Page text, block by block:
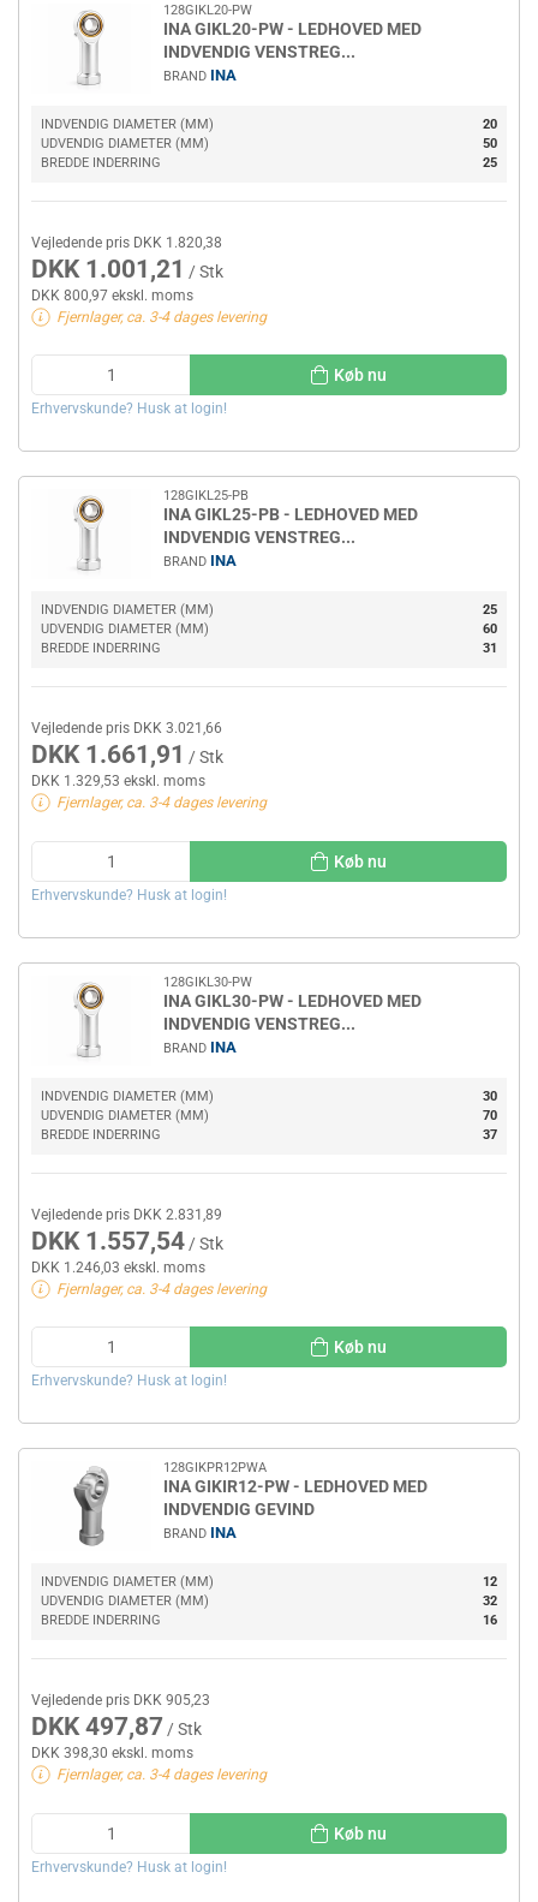
128GIKL20-PW
INA GIKL20-PW - LEDHOVED MED
INDVENDIG VENSTREG...
BRAND INA
INDVENDIG DIAMETER (MM)
20
UDVENDIG DIAMETER (MM)
50
BREDDE INDERRING
25
Vejledende pris DKK 1.820,38
DKK 1.001,21 / Stk
DKK 800,97 ekskl. moms
Fjernlager, ca. 3-4 dages levering
Køb nu
Erhvervskunde? Husk at login!
128GIKL25-PB
INA GIKL25-PB - LEDHOVED MED
INDVENDIG VENSTREG...
BRAND INA
INDVENDIG DIAMETER (MM)
25
UDVENDIG DIAMETER (MM)
60
BREDDE INDERRING
31
Vejledende pris DKK 3.021,66
DKK 1.661,91 / Stk
DKK 1.329,53 ekskl. moms
Fjernlager, ca. 3-4 dages levering
Køb nu
Erhvervskunde? Husk at login!
128GIKL30-PW
INA GIKL30-PW - LEDHOVED MED
INDVENDIG VENSTREG...
BRAND INA
INDVENDIG DIAMETER (MM)
30
UDVENDIG DIAMETER (MM)
70
BREDDE INDERRING
37
Vejledende pris DKK 2.831,89
DKK 1.557,54 / Stk
DKK 1.246,03 ekskl. moms
Fjernlager, ca. 3-4 dages levering
Køb nu
Erhvervskunde? Husk at login!
128GIKPR12PWA
INA GIKIR12-PW - LEDHOVED MED
INDVENDIG GEVIND
BRAND INA
INDVENDIG DIAMETER (MM)
12
UDVENDIG DIAMETER (MM)
32
BREDDE INDERRING
16
Vejledende pris DKK 905,23
DKK 497,87 / Stk
DKK 398,30 ekskl. moms
Fjernlager, ca. 3-4 dages levering
Køb nu
Erhvervskunde? Husk at login!